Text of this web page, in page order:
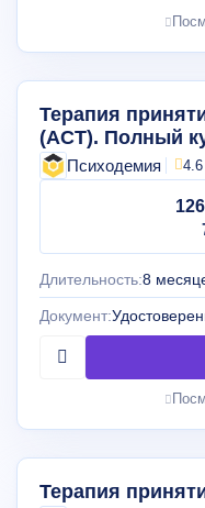
Терапия
(АСТ). Полный
Психодемия 4.6
Длительность:8
Документ:
Терапия